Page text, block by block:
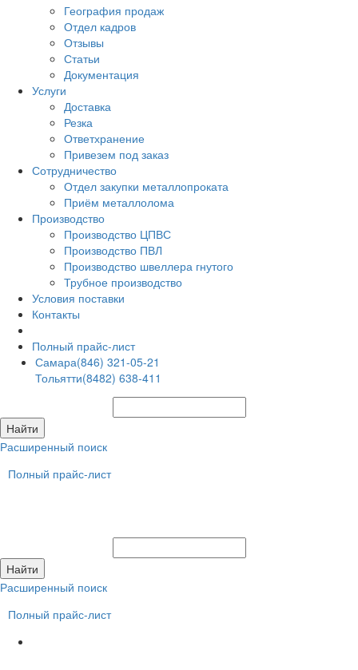
География продаж
Отдел кадров
Отзывы
Статьи
Документация
Услуги
Доставка
Резка
Ответхранение
Привезем под заказ
Сотрудничество
Отдел закупки металлопроката
Приём металлолома
Производство
Производство ЦПВС
Производство ПВЛ
Производство швеллера гнутого
Трубное производство
Условия поставки
Контакты
Полный прайс-лист
Самара(846) 321-05-21
Тольятти(8482) 638-411
Расширенный поиск
Полный прайс-лист
Расширенный поиск
Полный прайс-лист